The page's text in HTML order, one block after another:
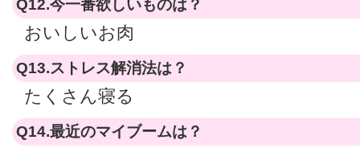
Q12.今一番欲しいものは？
おいしいお肉
Q13.ストレス解消法は？
たくさん寝る
Q14.最近のマイブームは？